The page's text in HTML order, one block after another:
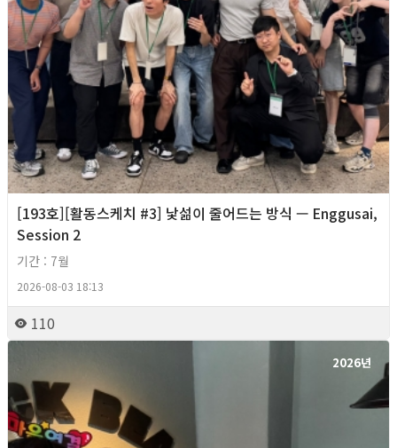
[193호][활동스케치 #3] 낯섦이 줄어드는 방식 — Enggusai,
Session 2
기간 : 7월
2026-08-03 18:13
110
2026년